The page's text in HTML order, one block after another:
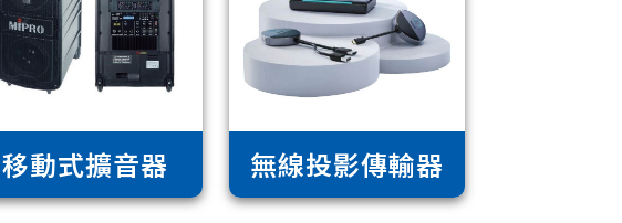
移動式擴音器 無線投影傳輸器